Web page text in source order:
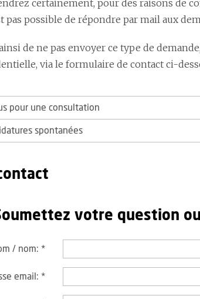
certainement, pour des raisons de
pas possible de répondre par mail aux
de ne pas envoyer ce type de
via le formulaire de contact ci-
pour une consultation
spontanées
votre question
/ nom: *
email: *